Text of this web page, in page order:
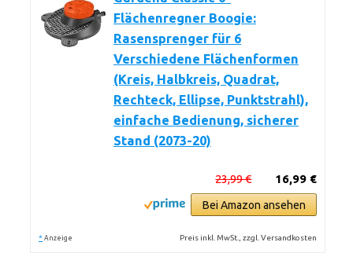
Flächenregner Boogie:
Rasensprenger für 6
Verschiedene Flächenformen
(Kreis, Halbkreis, Quadrat,
Rechteck, Ellipse, Punktstrahl),
einfache Bedienung, sicherer
Stand (2073-20)
16,99 €
23,99 €
Bei Amazon ansehen
* Anzeige Preis inkl. MwSt., zzgl. Versandkosten